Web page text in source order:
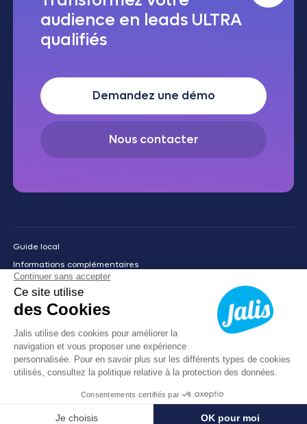
05 40 25 04 33 Prendre RDV
audience en leads ULTRA
qualifiés
Demandez une démo
Nous contacter
Guide local
Informations complémentaires
Mentions légales